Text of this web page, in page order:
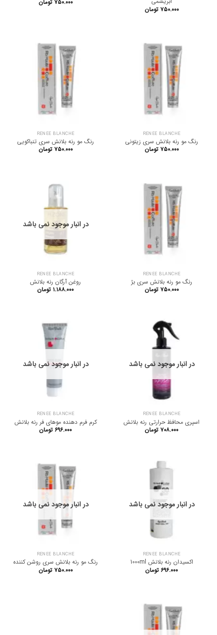
۷۵۰.۰۰۰ تومان
۷۵۰.۰۰۰ تومان
RENEE BLANCHE
رنگ مو رنه بلانش سری زیتونی
۷۵۰.۰۰۰ تومان
RENEE BLANCHE
رنگ مو رنه بلانش سری تنباکویی
۷۵۰.۰۰۰ تومان
RENEE BLANCHE
رنگ مو رنه بلانش سری بژ
۷۵۰.۰۰۰ تومان
در انبار موجود نمی باشد
RENEE BLANCHE
روغن آرگان رنه بلانش
۱.۱۸۸.۰۰۰ تومان
در انبار موجود نمی باشد
RENEE BLANCHE
اسپری محافظ حرارتی رنه بلانش
۷۰۸.۰۰۰ تومان
در انبار موجود نمی باشد
RENEE BLANCHE
کرم فرم دهنده موهای فر رنه بلانش
۶۹۶.۰۰۰ تومان
در انبار موجود نمی باشد
RENEE BLANCHE
اکسیدان رنه بلانش 1000ml
۶۹۶.۰۰۰ تومان
در انبار موجود نمی باشد
RENEE BLANCHE
رنگ مو رنه بلانش سری روشن کننده
۷۵۰.۰۰۰ تومان